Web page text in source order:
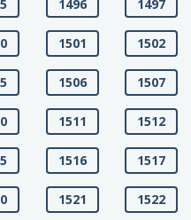
1496 1497
1501 1502
1506 1507
1511 1512
1516 1517
1521 1522